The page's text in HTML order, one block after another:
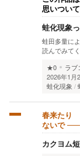
思いつい
蛙化現象
蛙田多量に
読んでみてく
★0
ラブ
2026年1月
蛙化現象
春来たり
ないで
カクヨム